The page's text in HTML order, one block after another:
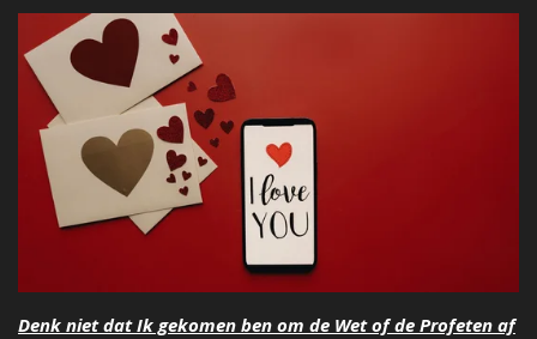
Denk niet dat Ik gekomen ben om de Wet of de Profeten af